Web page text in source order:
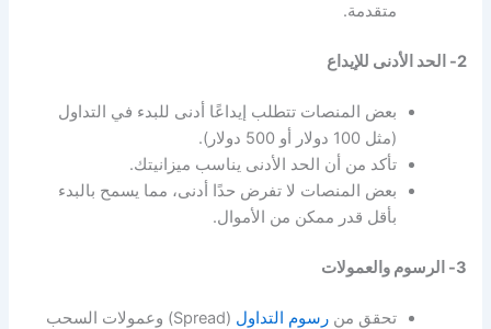
متقدمة.
2- الحد الأدنى للإيداع
بعض المنصات تتطلب إيداعًا أدنى للبدء في التداول
(مثل 100 دولار أو 500 دولار).
تأكد من أن الحد الأدنى يناسب ميزانيتك.
بعض المنصات لا تفرض حدًا أدنى، مما يسمح بالبدء
بأقل قدر ممكن من الأموال.
3- الرسوم والعمولات
تحقق من رسوم التداول
(Spread) وعمولات السحب